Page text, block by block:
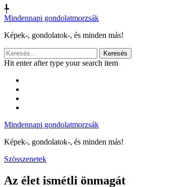
╄
Mindennapi gondolatmorzsák
Képek-, gondolatok-, és minden más!
Keresés:
Hit enter after type your search item
Mindennapi gondolatmorzsák
Képek-, gondolatok-, és minden más!
Szösszenetek
Az élet ismétli önmagát